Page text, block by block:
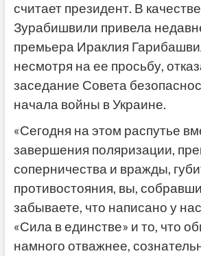
считает президент. В
Зурабишвили привела
премьера Ираклия
несмотря на ее просьбу,
заседание Совета
начала войны в Украине.
«Сегодня на этом распутье
завершения поляризации,
соперничества и вражды,
противостояния, вы,
забываете, что написано у
«Сила в единстве» и то, что
намного отважнее,